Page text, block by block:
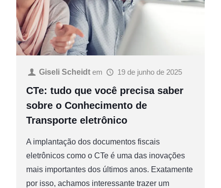
Giseli Scheidt em 19 de junho de 2025
CTe: tudo que você precisa saber
sobre o Conhecimento de
Transporte eletrônico
A implantação dos documentos fiscais
eletrônicos como o CTe é uma das inovações
mais importantes dos últimos anos. Exatamente
por isso, achamos interessante trazer um